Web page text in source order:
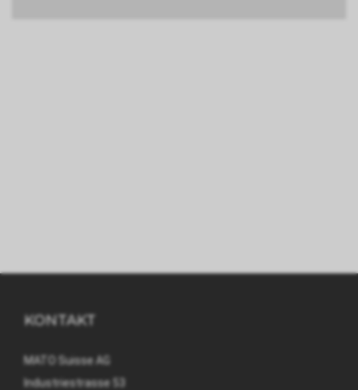
KONTAKT
MATO Suisse AG
Industriestrasse 53